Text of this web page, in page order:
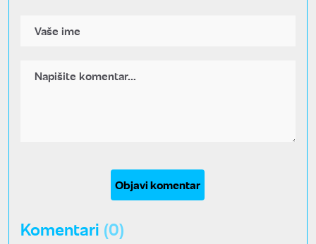
Objavi komentar
Komentari (0)